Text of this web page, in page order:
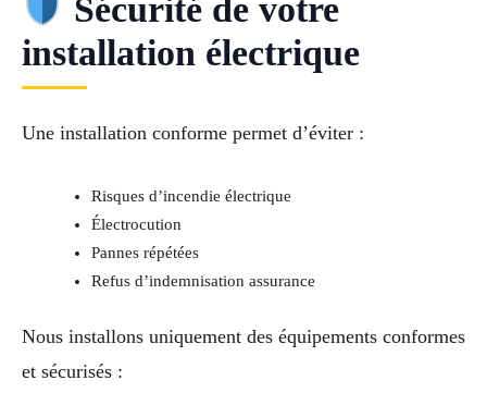
Sécurité de votre
installation électrique
Une installation conforme permet d’éviter :
Risques d’incendie électrique
Électrocution
Pannes répétées
Refus d’indemnisation assurance
Nous installons uniquement des équipements conformes
et sécurisés :